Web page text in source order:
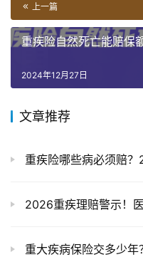
上一篇
重疾险自然死亡能赔保
2024年12月27日
文章推荐
重疾险哪些病必须赔
2026重疾理赔警示！医生
重大疾病保险交多少年